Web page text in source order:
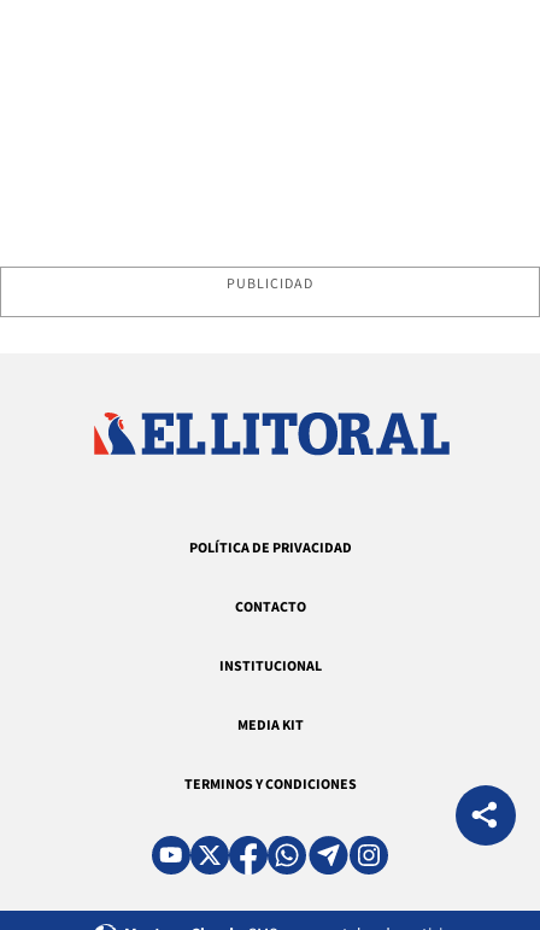
PUBLICIDAD
POLÍTICA DE PRIVACIDAD
CONTACTO
INSTITUCIONAL
MEDIA KIT
TERMINOS Y CONDICIONES